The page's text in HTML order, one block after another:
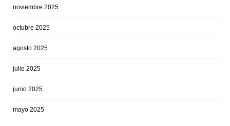
noviembre 2025
octubre 2025
agosto 2025
julio 2025
junio 2025
mayo 2025